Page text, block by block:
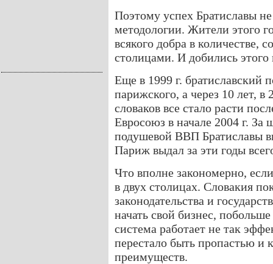
Поэтому успех Братиславы
методологии. Жители этого
всякого добра в количестве,
столицами. И добились этого
Еще в 1999 г. братиславский
парижского, а через 10 лет,
словаков все стало расти
Евросоюз в начале 2004 г. За
подушевой ВВП Братиславы
Париж выдал за эти годы
Что вполне закономерно,
в двух столицах. Словакия
законодательства и
начать свой бизнес,
система работает не так
перестало быть пропастью и
преимуществ.